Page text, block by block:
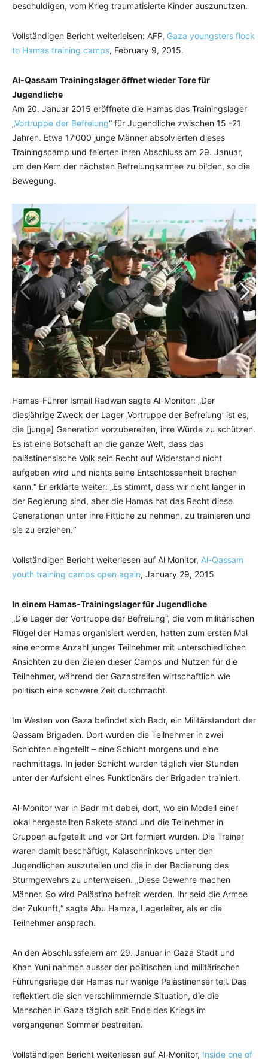
beschuldigen, vom Krieg traumatisierte Kinder auszunutzen.
Vollständigen Bericht weiterleisen: AFP, Gaza youngsters flock
to Hamas training camps, February 9, 2015.
Al-Qassam Trainingslager öffnet wieder Tore für
Jugendliche
Am 20. Januar 2015 eröffnete die Hamas das Trainingslager
„Vortruppe der Befreiung“ für Jugendliche zwischen 15 -21
Jahren. Etwa 17’000 junge Männer absolvierten dieses
Trainingscamp und feierten ihren Abschluss am 29. Januar,
um den Kern der nächsten Befreiungsarmee zu bilden, so die
Bewegung.
Hamas-Führer Ismail Radwan sagte Al-Monitor: „Der
diesjährige Zweck der Lager ‚Vortruppe der Befreiung’ ist es,
die [junge] Generation vorzubereiten, ihre Würde zu schützen.
Es ist eine Botschaft an die ganze Welt, dass das
palästinensische Volk sein Recht auf Widerstand nicht
aufgeben wird und nichts seine Entschlossenheit brechen
kann.“ Er erklärte weiter: „Es stimmt, dass wir nicht länger in
der Regierung sind, aber die Hamas hat das Recht diese
Generationen unter ihre Fittiche zu nehmen, zu trainieren und
sie zu erziehen.“
Vollständigen Bericht weiterlesen auf Al Monitor, Al-Qassam
youth training camps open again, January 29, 2015
In einem Hamas-Trainingslager für Jugendliche
„Die Lager der Vortruppe der Befreiung“, die vom militärischen
Flügel der Hamas organisiert werden, hatten zum ersten Mal
eine enorme Anzahl junger Teilnehmer mit unterschiedlichen
Ansichten zu den Zielen dieser Camps und Nutzen für die
Teilnehmer, während der Gazastreifen wirtschaftlich wie
politisch eine schwere Zeit durchmacht.
Im Westen von Gaza befindet sich Badr, ein Militärstandort der
Qassam Brigaden. Dort wurden die Teilnehmer in zwei
Schichten eingeteilt – eine Schicht morgens und eine
nachmittags. In jeder Schicht wurden täglich vier Stunden
unter der Aufsicht eines Funktionärs der Brigaden trainiert.
Al-Monitor war in Badr mit dabei, dort, wo ein Modell einer
lokal hergestellten Rakete stand und die Teilnehmer in
Gruppen aufgeteilt und vor Ort formiert wurden. Die Trainer
waren damit beschäftigt, Kalaschninkovs unter den
Jugendlichen auszuteilen und die in der Bedienung des
Sturmgewehrs zu unterweisen. „Diese Gewehre machen
Männer. So wird Palästina befreit werden. Ihr seid die Armee
der Zukunft,“ sagte Abu Hamza, Lagerleiter, als er die
Teilnehmer ansprach.
An den Abschlussfeiern am 29. Januar in Gaza Stadt und
Khan Yuni nahmen ausser der politischen und militärischen
Führungsriege der Hamas nur wenige Palästinenser teil. Das
reflektiert die sich verschlimmernde Situation, die die
Menschen in Gaza täglich seit Ende des Kriegs im
vergangenen Sommer bestreiten.
Vollständigen Bericht weiterlesen auf Al-Monitor, Inside one of